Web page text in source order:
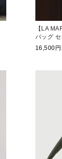
【LA
バッグ
16,500